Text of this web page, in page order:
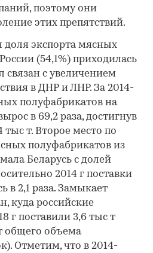
поэтому они
этих препятствий.
доля экспорта мясных
(54,1%) приходилась
связан с увеличением
в ДНР и ЛНР. За 2014-
полуфабрикатов на
в 69,2 раза, достигнув
тыс т. Второе место по
полуфабрикатов из
Беларусь с долей
2014 г поставки
в 2,1 раза. Замыкает
куда российские
г поставили 3,6 тыс т
общего объема
Отметим, что в 2014-